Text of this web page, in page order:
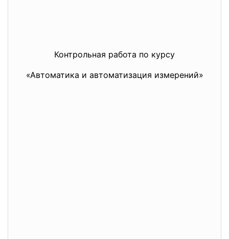
Контрольная работа по курсу
«Автоматика и автоматизация измерений»